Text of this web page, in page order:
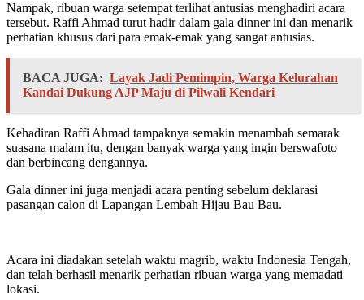
Nampak, ribuan warga setempat terlihat antusias menghadiri acara
tersebut. Raffi Ahmad turut hadir dalam gala dinner ini dan menarik
perhatian khusus dari para emak-emak yang sangat antusias.
BACA JUGA: Layak Jadi Pemimpin, Warga Kelurahan
Kandai Dukung AJP Maju di Pilwali Kendari
Kehadiran Raffi Ahmad tampaknya semakin menambah semarak
suasana malam itu, dengan banyak warga yang ingin berswafoto
dan berbincang dengannya.
Gala dinner ini juga menjadi acara penting sebelum deklarasi
pasangan calon di Lapangan Lembah Hijau Bau Bau.
Acara ini diadakan setelah waktu magrib, waktu Indonesia Tengah,
dan telah berhasil menarik perhatian ribuan warga yang memadati
lokasi.